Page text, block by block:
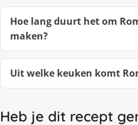
Hoe lang duurt het om
maken?
Uit welke keuken komt
Heb je dit recept